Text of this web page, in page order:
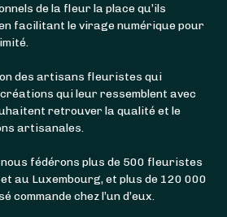
de la fleur la place qu’ils
facilitant le virage numérique pour
des artisans fleuristes qui
qui leur ressemblent avec
retrouver la qualité et le
artisanales.
fédérons plus de 500 fleuristes
au Luxembourg, et plus de 120 000
chez l’un d’eux.